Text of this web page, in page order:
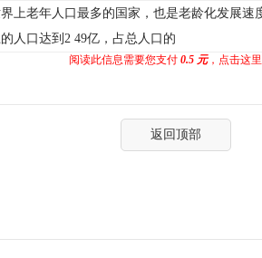
老年人口最多的国家，也是老龄化发展速
人口达到2 49亿，占总人口的
阅读此信息需要您支付 0.5 元，点击这
返回顶部